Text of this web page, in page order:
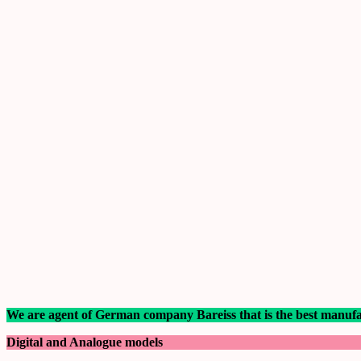
We are agent of German company Bareiss that is the best
Digital and Analogue models